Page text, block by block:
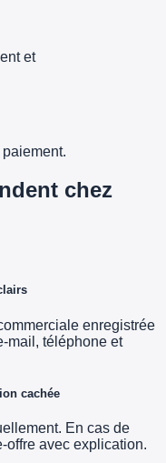
et
chez
enregistrée
mail, téléphone et
cachée
En cas de
offre avec explication.